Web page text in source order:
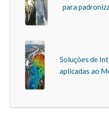
para
Soluções de
aplicadas ao